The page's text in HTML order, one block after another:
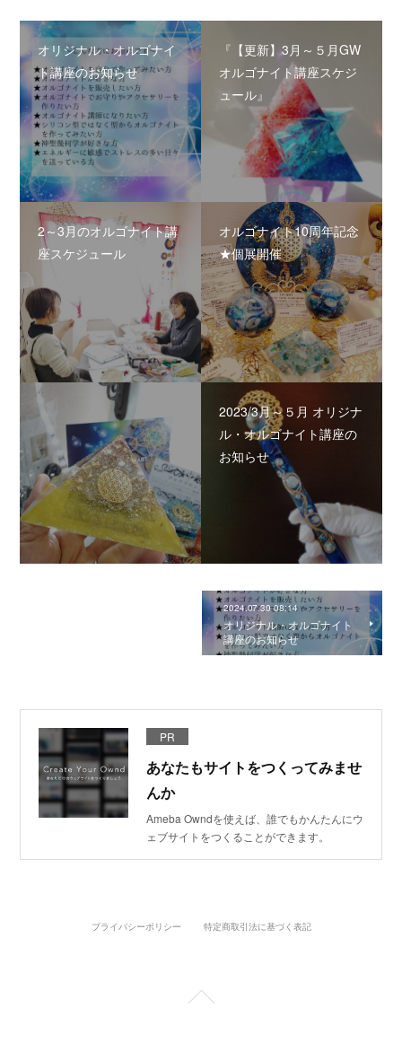
オリジナル・オルゴナイ
ト講座のお知らせ
『【更新】3月～５月GW
オルゴナイト講座スケジ
ュール』
2～3月のオルゴナイト講
座スケジュール
オルゴナイト10周年記念
★個展開催
2023/3月～５月 オリジナ
ル・オルゴナイト講座の
お知らせ
2024.07.30 08:14
オリジナル・オルゴナイト
講座のお知らせ
PR
あなたもサイトをつくってみませ
んか
Ameba Owndを使えば、誰でもかんたんにウ
ェブサイトをつくることができます。
プライバシーポリシー 特定商取引法に基づく表記